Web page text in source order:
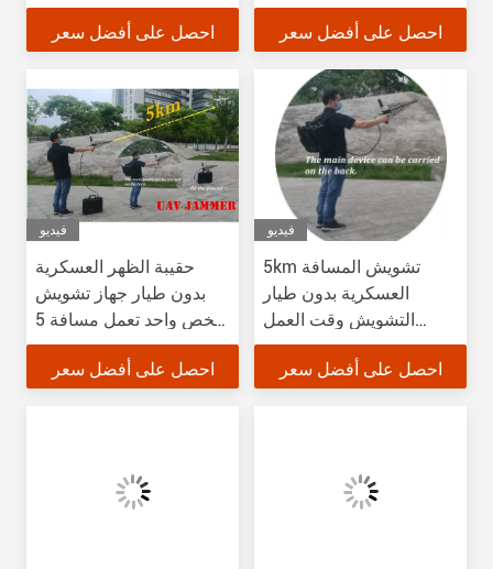
20-6000 ميغاهرتز العمل
احصل على أفضل سعر
عصابات القبو
احصل على أفضل سعر
فيديو
حقيبة الظهر العسكرية
بدون طيار جهاز تشويش
شخص واحد تعمل مسافة 5
كم
احصل على أفضل سعر
فيديو
5km تشويش المسافة
العسكرية بدون طيار
التشويش وقت العمل
الطويل
احصل على أفضل سعر